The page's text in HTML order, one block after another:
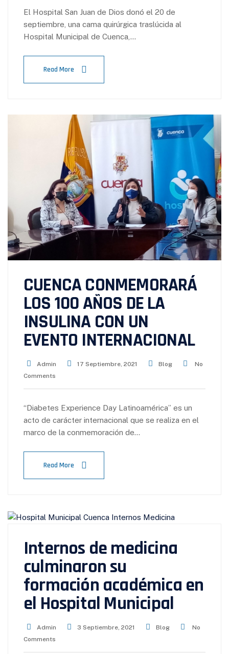
El Hospital San Juan de Dios donó el 20 de
septiembre, una cama quirúrgica traslúcida al
Hospital Municipal de Cuenca,…
Read More
CUENCA CONMEMORARÁ
LOS 100 AÑOS DE LA
INSULINA CON UN
EVENTO INTERNACIONAL
Admin 17 Septiembre, 2021 Blog
No
Comments
“Diabetes Experience Day Latinoamérica” es un
acto de carácter internacional que se realiza en el
marco de la conmemoración de…
Read More
Internos de medicina
culminaron su
formación académica en
el Hospital Municipal
Admin 3 Septiembre, 2021 Blog
No
Comments